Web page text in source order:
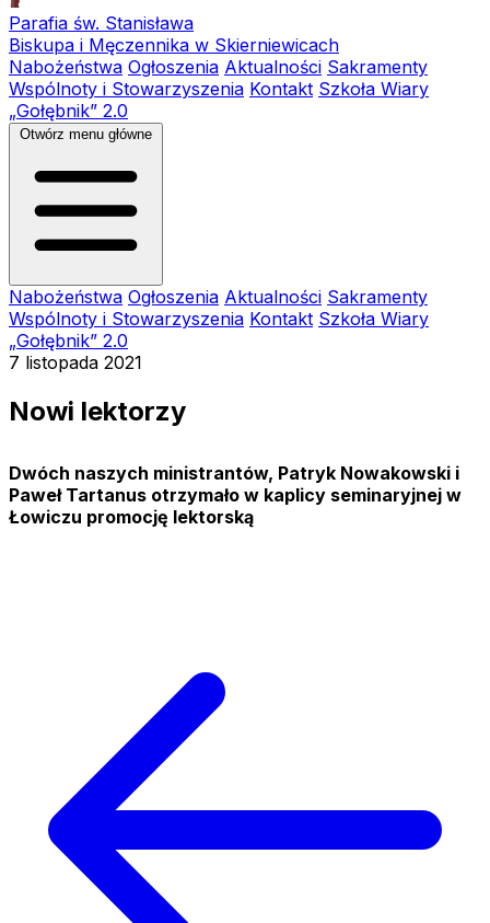
Parafia św. Stanisława
Biskupa i Męczennika w Skierniewicach
Nabożeństwa Ogłoszenia Aktualności Sakramenty
Wspólnoty i Stowarzyszenia Kontakt Szkoła Wiary
„Gołębnik” 2.0
Otwórz menu główne
Nabożeństwa Ogłoszenia Aktualności Sakramenty
Wspólnoty i Stowarzyszenia Kontakt Szkoła Wiary
„Gołębnik” 2.0
7 listopada 2021
Nowi lektorzy
Dwóch naszych ministrantów, Patryk Nowakowski i
Paweł Tartanus otrzymało w kaplicy seminaryjnej w
Łowiczu promocję lektorską